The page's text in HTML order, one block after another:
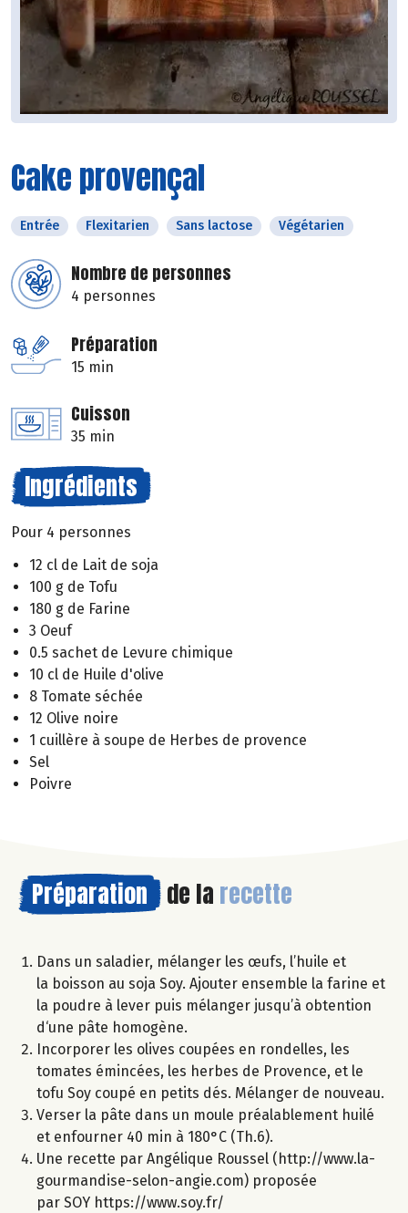
Cake provençal
Entrée Flexitarien Sans lactose Végétarien
Nombre de personnes
4 personnes
Préparation
15 min
Cuisson
35 min
Ingrédients
Pour 4 personnes
12 cl de Lait de soja
100 g de Tofu
180 g de Farine
3 Oeuf
0.5 sachet de Levure chimique
10 cl de Huile d'olive
8 Tomate séchée
12 Olive noire
1 cuillère à soupe de Herbes de provence
Sel
Poivre
Préparation de la recette
Dans un saladier, mélanger les œufs, l’huile et
la boisson au soja Soy. Ajouter ensemble la farine et
la poudre à lever puis mélanger jusqu’à obtention
d‘une pâte homogène.
Incorporer les olives coupées en rondelles, les
tomates émincées, les herbes de Provence, et le
tofu Soy coupé en petits dés. Mélanger de nouveau.
Verser la pâte dans un moule préalablement huilé
et enfourner 40 min à 180°C (Th.6).
Une recette par Angélique Roussel (http://www.la-
gourmandise-selon-angie.com) proposée
par SOY https://www.soy.fr/